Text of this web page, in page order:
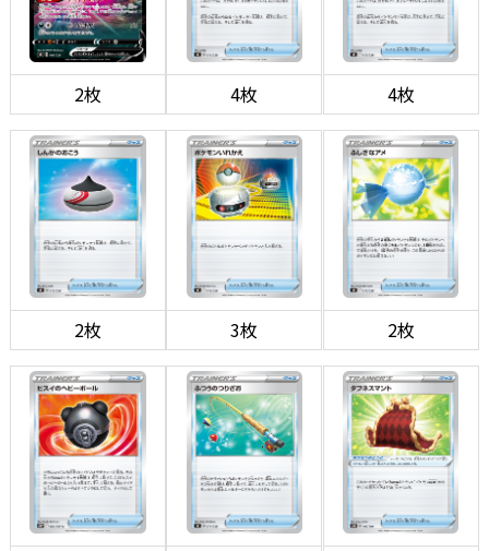
2枚 4枚 4枚
2枚 3枚 2枚